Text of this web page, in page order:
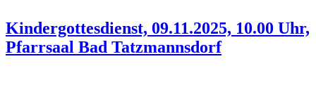
Kindergottesdienst, 09.11.2025, 10.00 Uhr,
Pfarrsaal Bad Tatzmannsdorf